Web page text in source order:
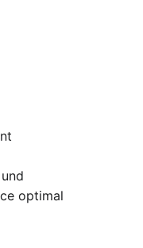
optimal